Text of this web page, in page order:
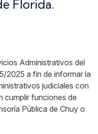
Florida.
Administrativos del
2025 a fin de informar la
judiciales con
cumplir funciones de
Pública de Chuy o